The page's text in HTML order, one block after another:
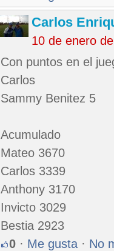
Carlos
10 de enero
Con puntos en el
Carlos
Sammy Benitez 5
Acumulado
Mateo 3670
Carlos 3339
Anthony 3170
Invicto 3029
Bestia 2923
0 · Me gusta · No